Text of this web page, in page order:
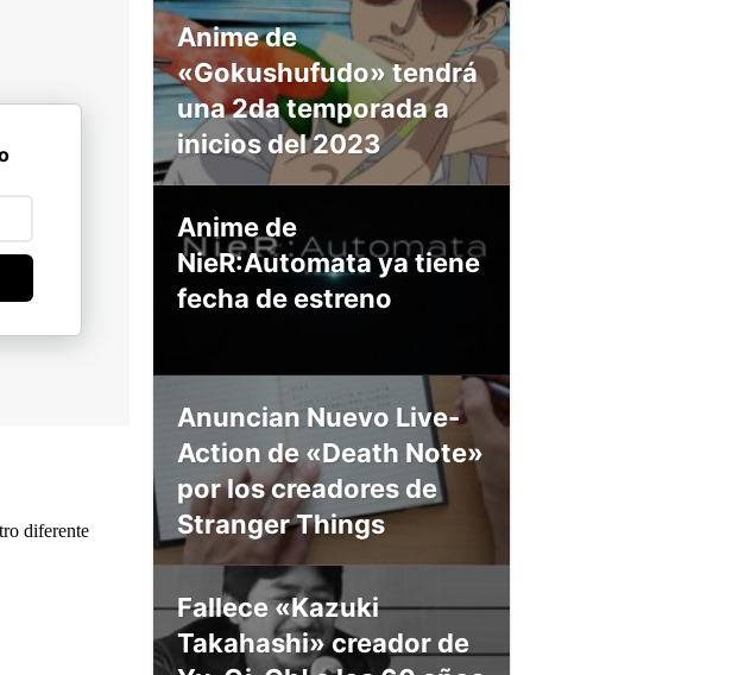
Anime de
«Gokushufudo» tendrá
una 2da temporada a
inicios del 2023
Anime de
NieR:Automata ya tiene
fecha de estreno
Anuncian Nuevo Live-
Action de «Death Note»
por los creadores de
Stranger Things
Fallece «Kazuki
Takahashi» creador de